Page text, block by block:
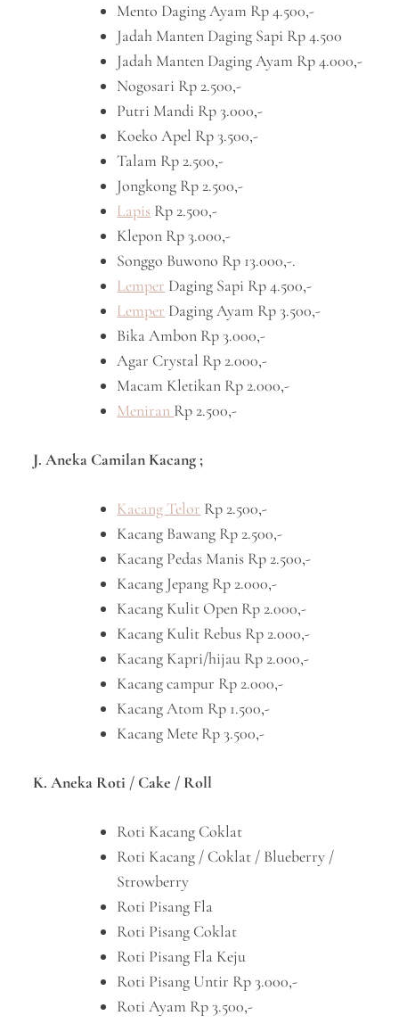
Mento Daging Ayam Rp 4.500,-
Jadah Manten Daging Sapi Rp 4.500
Jadah Manten Daging Ayam Rp 4.000,-
Nogosari Rp 2.500,-
Putri Mandi Rp 3.000,-
Koeko Apel Rp 3.500,-
Talam Rp 2.500,-
Jongkong Rp 2.500,-
Lapis Rp 2.500,-
Klepon Rp 3.000,-
Songgo Buwono Rp 13.000,-.
Lemper Daging Sapi Rp 4.500,-
Lemper Daging Ayam Rp 3.500,-
Bika Ambon Rp 3.000,-
Agar Crystal Rp 2.000,-
Macam Kletikan Rp 2.000,-
Meniran Rp 2.500,-
J. Aneka Camilan Kacang ;
Kacang Telor Rp 2.500,-
Kacang Bawang Rp 2.500,-
Kacang Pedas Manis Rp 2.500,-
Kacang Jepang Rp 2.000,-
Kacang Kulit Open Rp 2.000,-
Kacang Kulit Rebus Rp 2.000,-
Kacang Kapri/hijau Rp 2.000,-
Kacang campur Rp 2.000,-
Kacang Atom Rp 1.500,-
Kacang Mete Rp 3.500,-
K. Aneka Roti / Cake / Roll
Roti Kacang Coklat
Roti Kacang / Coklat / Blueberry /
Strowberry
Roti Pisang Fla
Roti Pisang Coklat
Roti Pisang Fla Keju
Roti Pisang Untir Rp 3.000,-
Roti Ayam Rp 3.500,-